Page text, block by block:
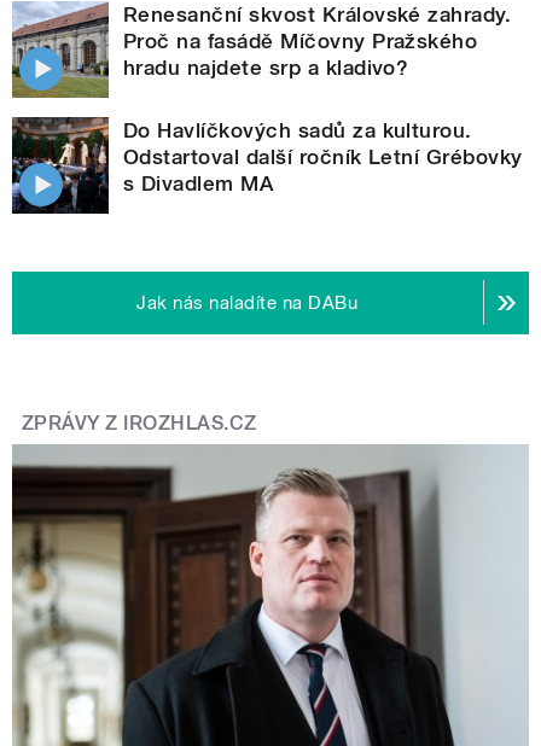
Renesanční skvost Královské zahrady.
Proč na fasádě Míčovny Pražského
hradu najdete srp a kladivo?
Do Havlíčkových sadů za kulturou.
Odstartoval další ročník Letní Grébovky
s Divadlem MA
Jak nás naladíte na DABu
ZPRÁVY Z IROZHLAS.CZ